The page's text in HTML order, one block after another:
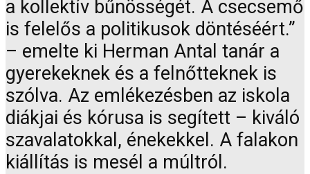
a kollektív bűnösségét. A csecsemő
is felelős a politikusok döntéséért.”
– emelte ki Herman Antal tanár a
gyerekeknek és a felnőtteknek is
szólva. Az emlékezésben az iskola
diákjai és kórusa is segített – kiváló
szavalatokkal, énekekkel. A falakon
kiállítás is mesél a múltról.